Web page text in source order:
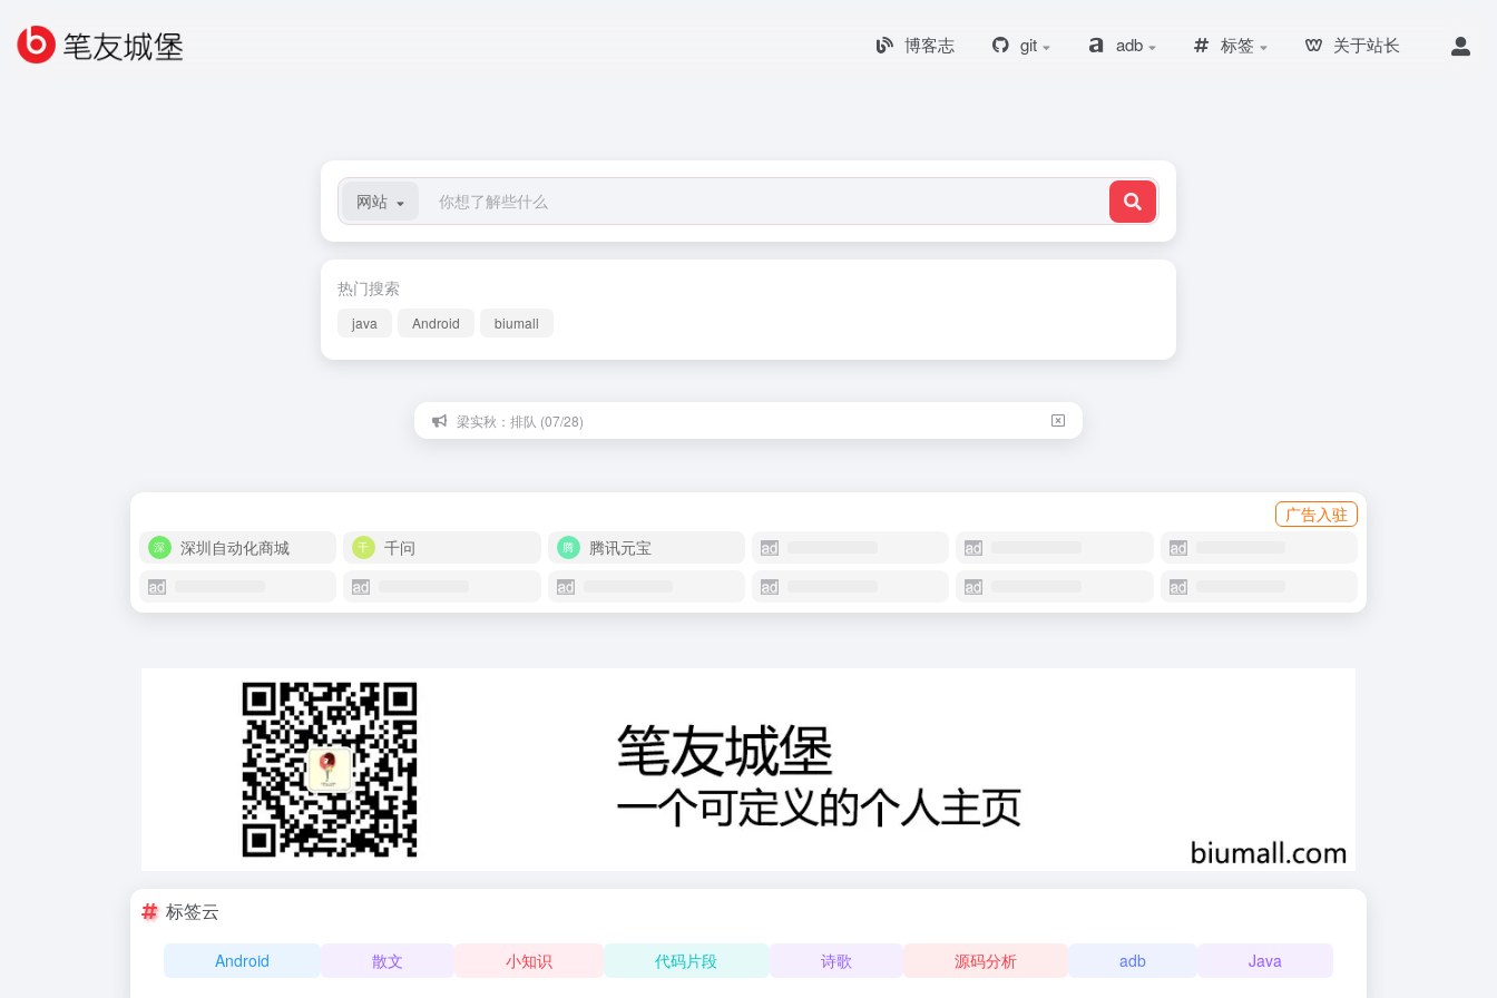
博客志 git adb 标签 关于站长
网站
热门搜索
java Android biumall
梁实秋：排队 (07/28)
广告入驻
深圳自动化商城
千问 腾讯元宝
标签云
Android 散文 小知识 代码片段 诗歌 源码分析 adb Java